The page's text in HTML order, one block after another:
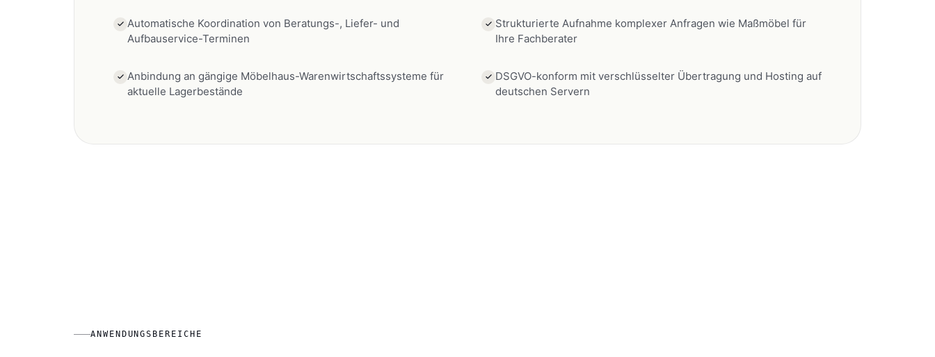
Automatische Koordination von Beratungs-, Liefer- und
Aufbauservice-Terminen
Strukturierte Aufnahme komplexer Anfragen wie Maßmöbel für
Ihre Fachberater
Anbindung an gängige Möbelhaus-Warenwirtschaftssysteme für
aktuelle Lagerbestände
DSGVO-konform mit verschlüsselter Übertragung und Hosting auf
deutschen Servern
ANWENDUNGSBEREICHE